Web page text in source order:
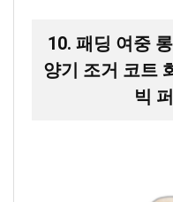
10. 패딩 여중
양기 조거 코트
빅